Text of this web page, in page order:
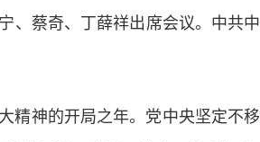
蔡奇、丁薛祥出席会议。中共
神的开局之年。党中央坚定不